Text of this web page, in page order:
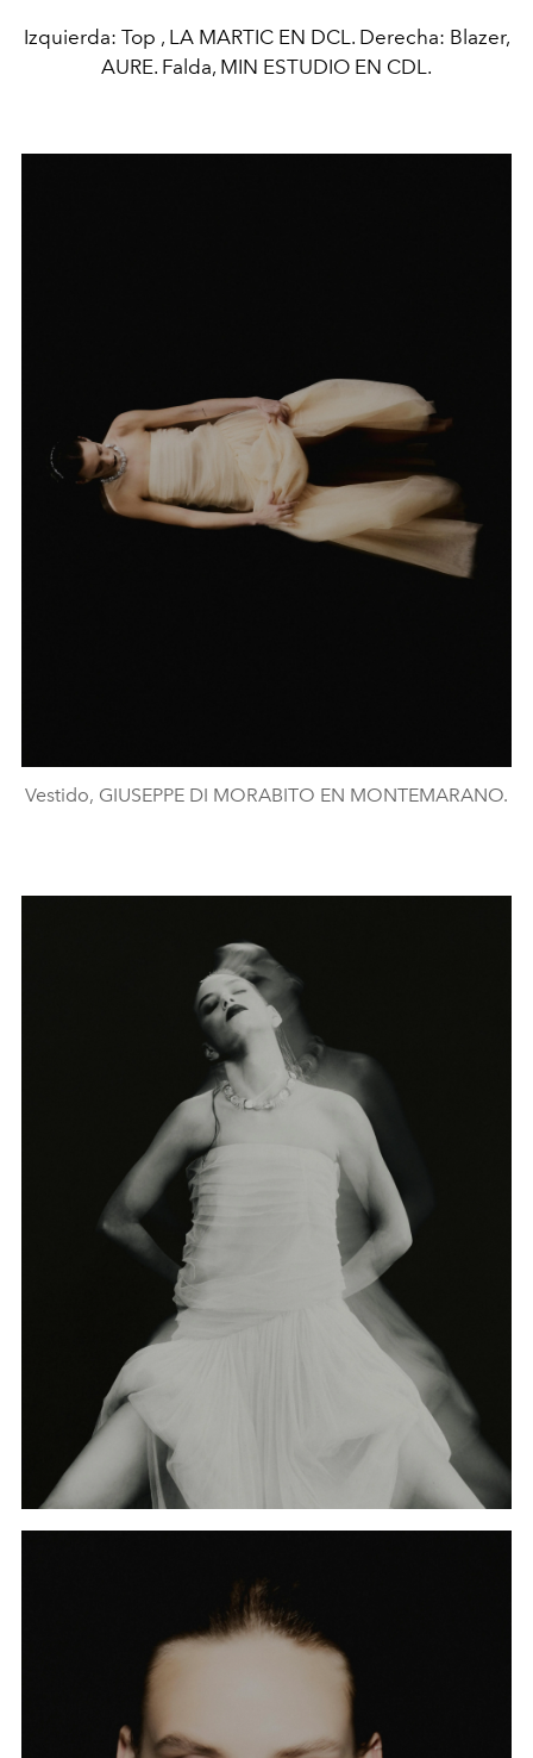
Izquierda: Top , LA MARTIC EN DCL. Derecha: Blazer,
AURE. Falda, MIN ESTUDIO EN CDL.
Vestido, GIUSEPPE DI MORABITO EN MONTEMARANO.